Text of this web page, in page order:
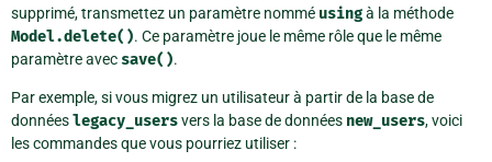
supprimé, transmettez un paramètre nommé usingà la méthode
Model.delete(). Ce paramètre joue le même rôle que le même
paramètre avec save().
Par exemple, si vous migrez un utilisateur à partir de la base de
donnéeslegacy_usersvers la base de données new_users, voici
les commandes que vous pourriez utiliser :